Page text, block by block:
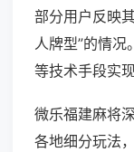
部分用户反映
人牌型”的情
等技术手段实
微乐福建麻将
各地细分玩法